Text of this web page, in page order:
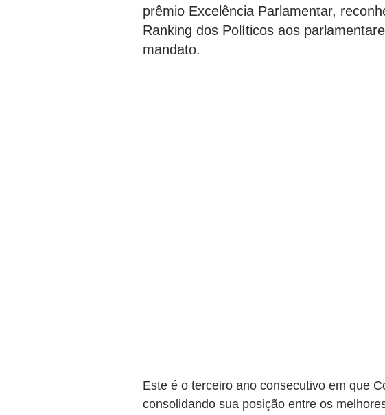
prêmio Excelência Parlamentar,
Ranking dos Políticos aos
mandato.
Este é o terceiro ano consecutivo em que
consolidando sua posição entre os